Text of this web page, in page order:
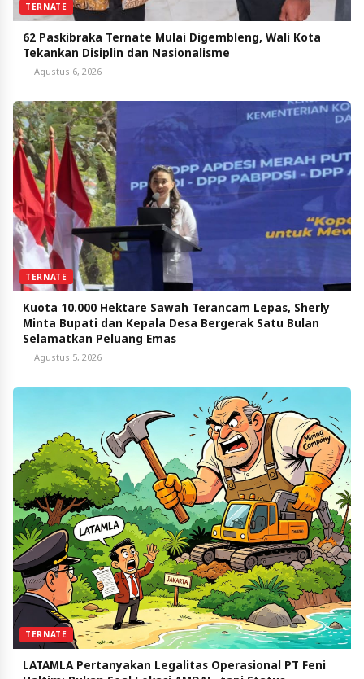
TERNATE
62 Paskibraka Ternate Mulai Digembleng, Wali Kota
Tekankan Disiplin dan Nasionalisme
Agustus 6, 2026
TERNATE
Kuota 10.000 Hektare Sawah Terancam Lepas, Sherly
Minta Bupati dan Kepala Desa Bergerak Satu Bulan
Selamatkan Peluang Emas
Agustus 5, 2026
TERNATE
LATAMLA Pertanyakan Legalitas Operasional PT Feni